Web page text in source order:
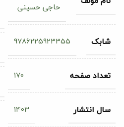
حاجی حسینی
شابک 9786225923355
تعداد صفحه 170
سال انتشار 1403